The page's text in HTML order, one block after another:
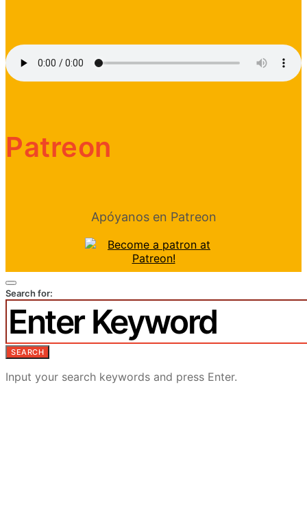
Patreon
Apóyanos en Patreon
Search for:
SEARCH
Input your search keywords and press Enter.